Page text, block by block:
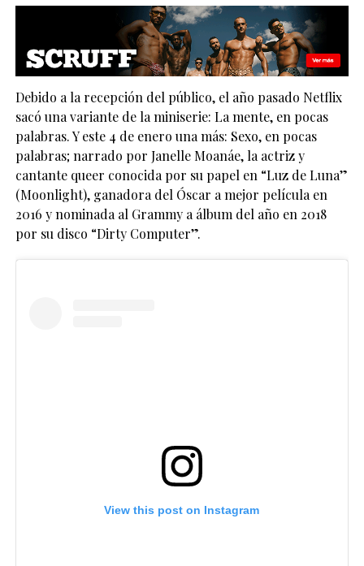
Debido a la recepción del público, el año pasado Netflix
sacó una variante de la miniserie: La mente, en pocas
palabras. Y este 4 de enero una más: Sexo, en pocas
palabras; narrado por Janelle Moanáe, la actriz y
cantante queer conocida por su papel en “Luz de Luna”
(Moonlight), ganadora del Óscar a mejor película en
2016 y nominada al Grammy a álbum del año en 2018
por su disco “Dirty Computer”.
View this post on Instagram